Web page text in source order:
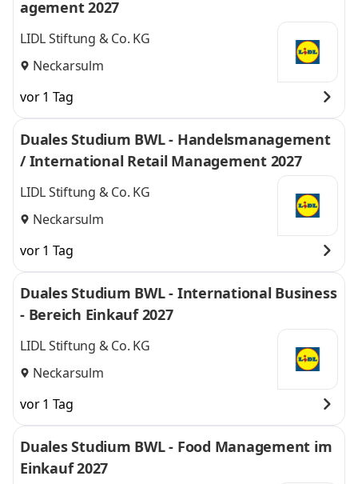
agement 2027
LIDL Stiftung & Co. KG
Neckarsulm
vor 1 Tag
Duales Studium BWL - Handelsmanagement
/ International Retail Management 2027
LIDL Stiftung & Co. KG
Neckarsulm
vor 1 Tag
Duales Studium BWL - International Business
- Bereich Einkauf 2027
LIDL Stiftung & Co. KG
Neckarsulm
vor 1 Tag
Duales Studium BWL - Food Management im
Einkauf 2027